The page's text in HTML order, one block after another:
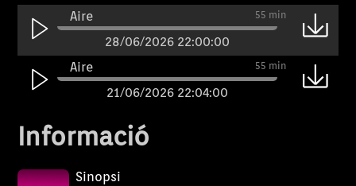
Aire
55 min
28/06/2026 22:00:00
Aire
55 min
21/06/2026 22:04:00
14/06/2026 22:04:00
Aire
Informació
Sinopsi